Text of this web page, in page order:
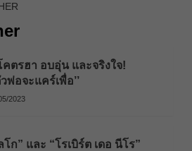
ตรฮา อบอุ่น และจริงใจ!
พ่อจะแคร์เพื่อ’’
2023
ก” และ “โรเบิร์ต เดอ นีโร”